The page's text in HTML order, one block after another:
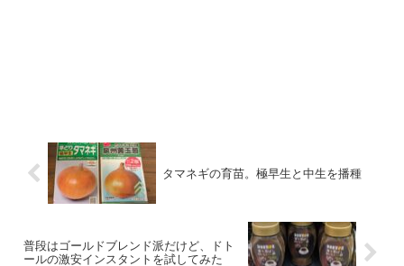
タマネギの育苗。極早生と中生を播種
普段はゴールドブレンド派だけど、ドト
ールの激安インスタントを試してみた